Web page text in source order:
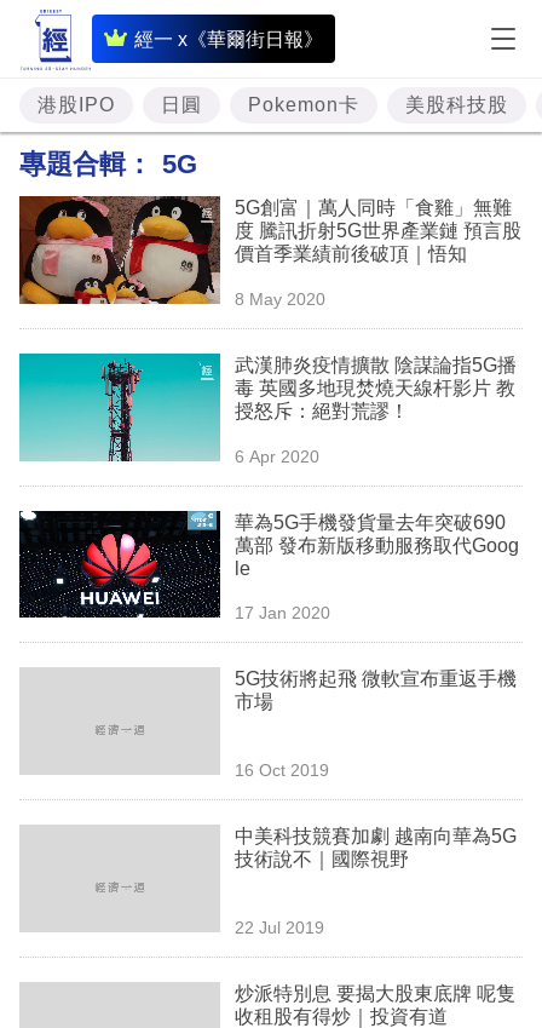
經一 x《華爾街日報》
即
時
財
經
題
資
樓
市
理
商
業
科
技
生
欄
港股IPO 日圓 Pokemon卡 美股科技股
專題合輯： 5G
5G創富｜萬人同時「食雞」無難
度 騰訊折射5G世界產業鏈 預言股
價首季業績前後破頂｜悟知
8 May 2020
武漢肺炎疫情擴散 陰謀論指5G播
毒 英國多地現焚燒天線杆影片 教
授怒斥：絕對荒謬！
6 Apr 2020
華為5G手機發貨量去年突破690
萬部 發布新版移動服務取代Goog
le
17 Jan 2020
5G技術將起飛 微軟宣布重返手機
市場
16 Oct 2019
中美科技競賽加劇 越南向華為5G
技術說不｜國際視野
22 Jul 2019
炒派特別息 要揭大股東底牌 呢隻
收租股有得炒｜投資有道